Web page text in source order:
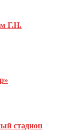
Г.Н.
стадион